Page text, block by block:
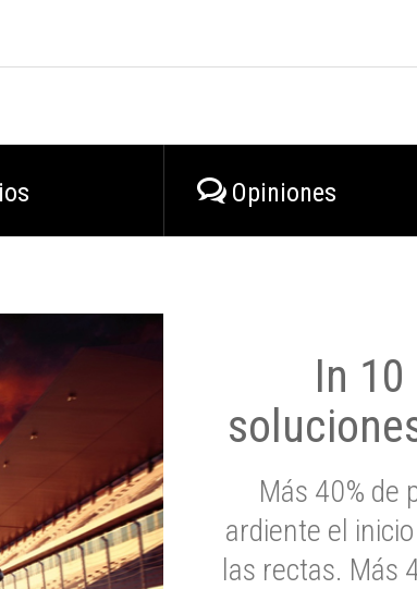
Opiniones
In
Más 40% de
ardiente el
las rectas. Más